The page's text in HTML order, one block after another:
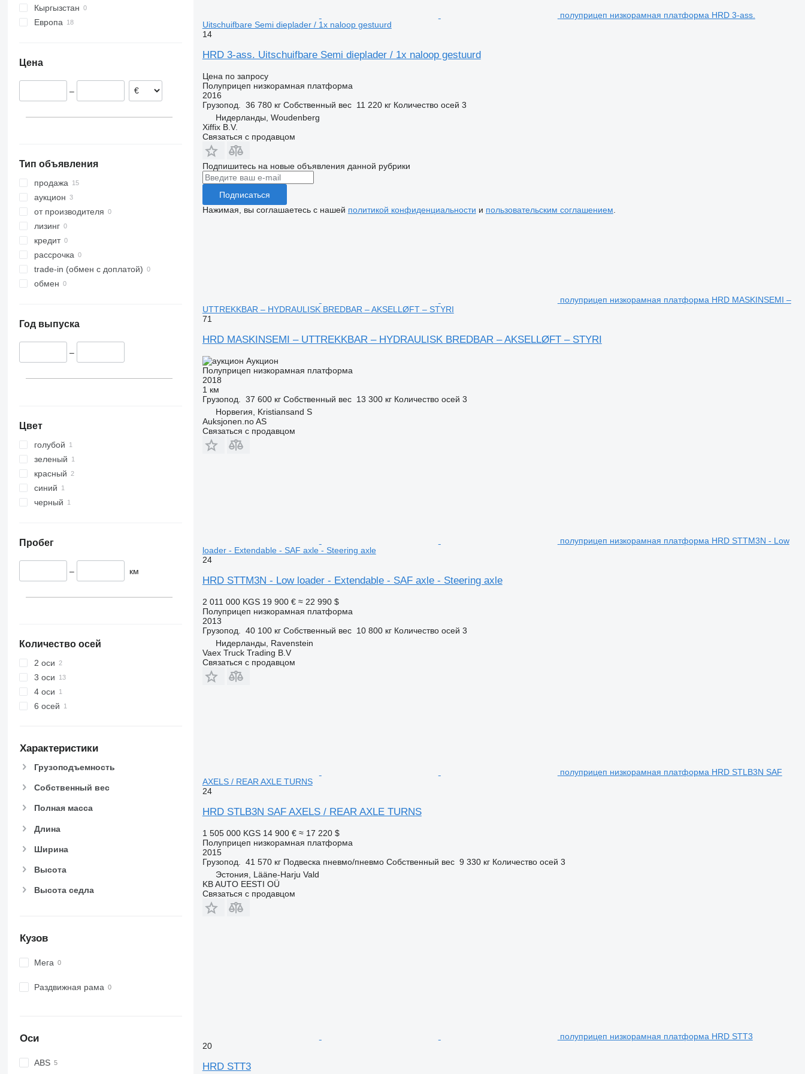
Кыргызстан
Европа
Латвия
Дания
Цена
–
Тип объявления
продажа
аукцион
от производителя
лизинг
кредит
рассрочка
trade-in (обмен с доплатой)
обмен
Год выпуска
–
Цвет
голубой
зеленый
красный
синий
черный
Пробег
– км
Количество осей
2 оси
3 оси
4 оси
6 осей
Характеристики
Грузоподъемность
Собственный вес
Полная масса
Длина
Ширина
Высота
Высота седла
Кузов
Мега
Раздвижная рама
Оси
ABS
полуприцеп низкорамная платформа HRD 3-ass.
Uitschuifbare Semi dieplader / 1x naloop gestuurd
14
HRD 3-ass. Uitschuifbare Semi dieplader / 1x naloop gestuurd
Цена по запросу
Полуприцеп низкорамная платформа
2016
Грузопод.
36 780 кг Собственный вес 11 220 кг Количество осей 3
Нидерланды, Woudenberg
Xiffix B.V.
Связаться с продавцом
Подпишитесь на новые объявления данной рубрики
Подписаться
Нажимая, вы соглашаетесь с нашей политикой конфиденциальности и пользовательским соглашением
полуприцеп низкорамная платформа HRD MASKINSEMI –
UTTREKKBAR – HYDRAULISK BREDBAR – AKSELLØFT – STYRI
71
HRD MASKINSEMI – UTTREKKBAR – HYDRAULISK BREDBAR – AKSELLØFT – STYRI
Аукцион
Полуприцеп низкорамная платформа
2018
1 км
Грузопод.
37 600 кг Собственный вес 13 300 кг Количество осей 3
Норвегия, Kristiansand S
Auksjonen.no AS
Связаться с продавцом
полуприцеп низкорамная платформа HRD STTM3N - Low
loader - Extendable - SAF axle - Steering axle
24
HRD STTM3N - Low loader - Extendable - SAF axle - Steering axle
2 011 000 KGS 19 900 € ≈ 22 990 $
Полуприцеп низкорамная платформа
2013
Грузопод.
40 100 кг Собственный вес 10 800 кг Количество осей 3
Нидерланды, Ravenstein
Vaex Truck Trading B.V
Связаться с продавцом
полуприцеп низкорамная платформа HRD STLB3N SAF
AXELS / REAR AXLE TURNS
24
HRD STLB3N SAF AXELS / REAR AXLE TURNS
1 505 000 KGS 14 900 € ≈ 17 220 $
Полуприцеп низкорамная платформа
2015
Грузопод.
41 570 кг Подвеска пневмо/пневмо Собственный вес 9 330 кг Количество осей 3
Эстония, Lääne-Harju Vald
KB AUTO EESTI OÜ
Связаться с продавцом
полуприцеп низкорамная платформа HRD STT3
20
HRD STT3